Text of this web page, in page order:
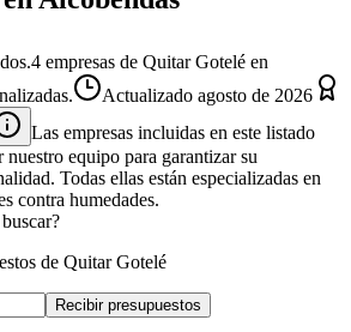
4 empresas de Quitar Gotelé en
Actualizado agosto de 2026
Las empresas incluidas en este listado
equipo para garantizar su
Todas ellas están especializadas en
contra humedades.
de Quitar Gotelé
Recibir presupuestos